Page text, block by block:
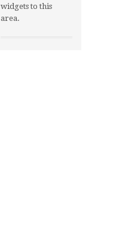
widgets to this
area.